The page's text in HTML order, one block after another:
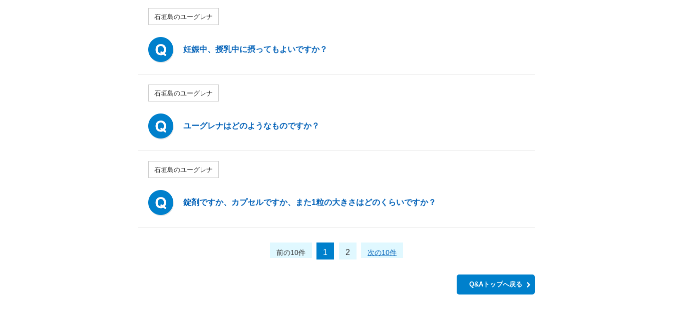
石垣島のユーグレナ
妊娠中、授乳中に摂ってもよいですか？
石垣島のユーグレナ
ユーグレナはどのようなものですか？
石垣島のユーグレナ
錠剤ですか、カプセルですか、また1粒の大きさはどのくらいですか？
前の10件 1 2 次の10件
Q&Aトップへ戻る